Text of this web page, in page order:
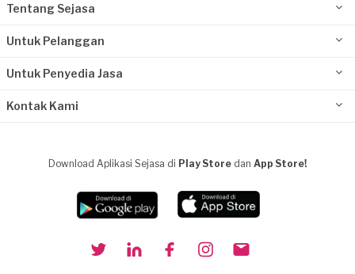
Tentang Sejasa
Untuk Pelanggan
Untuk Penyedia Jasa
Kontak Kami
Download Aplikasi Sejasa di Play Store dan App Store!